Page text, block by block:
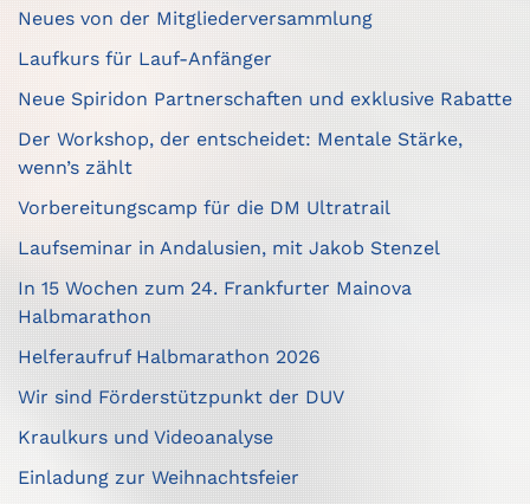
Neues von der Mitgliederversammlung
Laufkurs für Lauf-Anfänger
Neue Spiridon Partnerschaften und exklusive Rabatte
Der Workshop, der entscheidet: Mentale Stärke,
wenn’s zählt
Vorbereitungscamp für die DM Ultratrail
Laufseminar in Andalusien, mit Jakob Stenzel
In 15 Wochen zum 24. Frankfurter Mainova
Halbmarathon
Helferaufruf Halbmarathon 2026
Wir sind Förderstützpunkt der DUV
Kraulkurs und Videoanalyse
Einladung zur Weihnachtsfeier